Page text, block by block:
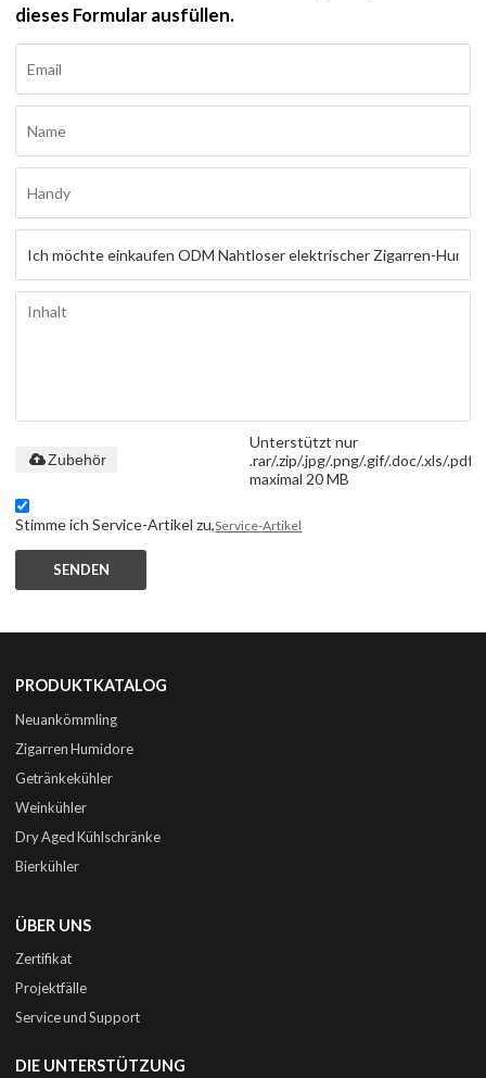
dieses Formular ausfüllen.
Unterstützt nur
.rar/.zip/.jpg/.png/.gif/.doc/.xls/.pdf,
maximal 20 MB
Zubehör
Stimme ich Service-Artikel zu,Service-Artikel
SENDEN
PRODUKTKATALOG
Neuankömmling
Zigarren Humidore
Getränkekühler
Weinkühler
Dry Aged Kühlschränke
Bierkühler
ÜBER UNS
Zertifikat
Projektfälle
Service und Support
DIE UNTERSTÜTZUNG